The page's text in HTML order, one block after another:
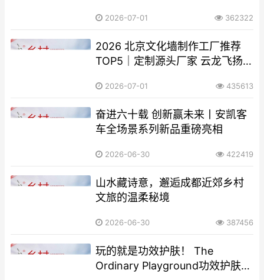
2026-07-01 362322
2026 北京文化墙制作工厂推荐
TOP5｜定制源头厂家 云龙飞扬
2026-07-01 435613
奋进六十载 创新赢未来丨安凯客
车全场景系列新品重磅亮相
2026-06-30 422419
山水藏诗意，邂逅成都近郊乡村
文旅的温柔秘境
2026-06-30 387456
玩的就是功效护肤！ The
Ordinary Playground功效护肤游